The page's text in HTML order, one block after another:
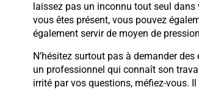
laissez pas un inconnu tout seul
vous êtes présent, vous pouvez
également servir de moyen de
N’hésitez surtout pas à demander
un professionnel qui connaît son
irrité par vos questions, méfiez-vous.